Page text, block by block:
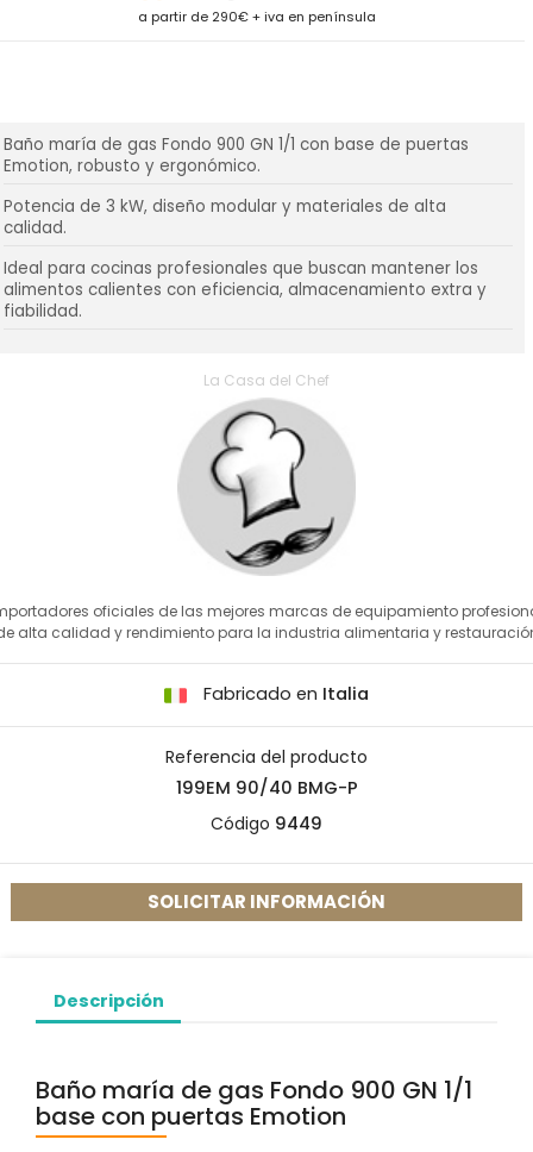
a partir de 290€ + iva en península
Baño maría de gas Fondo 900 GN 1/1 con base de puertas
Emotion, robusto y ergonómico.
Potencia de 3 kW, diseño modular y materiales de alta
calidad.
Ideal para cocinas profesionales que buscan mantener los
alimentos calientes con eficiencia, almacenamiento extra y
fiabilidad.
La Casa del Chef
oficiales de las mejores marcas de equipamiento
alta calidad y rendimiento para la industria alimentaria y
Fabricado en Italia
Referencia del producto
199EM 90/40 BMG-P
Código 9449
SOLICITAR INFORMACIÓN
Descripción
Baño maría de gas Fondo 900 GN 1/1
base con puertas Emotion